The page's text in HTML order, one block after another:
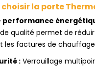
la porte
performance
qualité permet de
les factures de
: Verrouillage